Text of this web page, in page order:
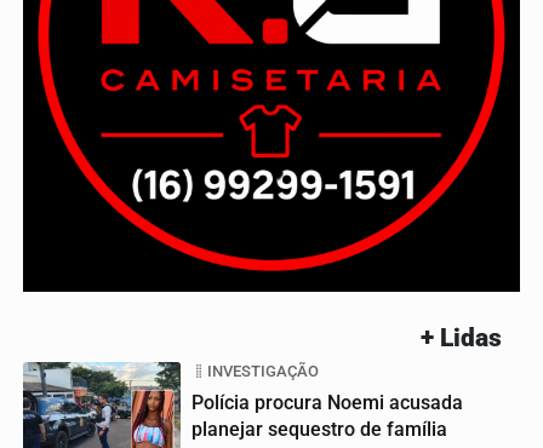
+ Lidas
INVESTIGAÇÃO
Polícia procura Noemi acusada
planejar sequestro de família